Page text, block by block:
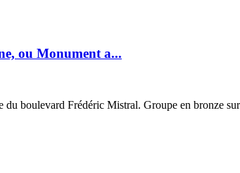
ou Monument a...
boulevard Frédéric Mistral. Groupe en bronze